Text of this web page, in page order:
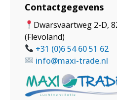
Contactgegevens
Dwarsvaartweg 2-D,
(Flevoland)
+31 (0)6 54 60 51 62
info@maxi-trade.nl